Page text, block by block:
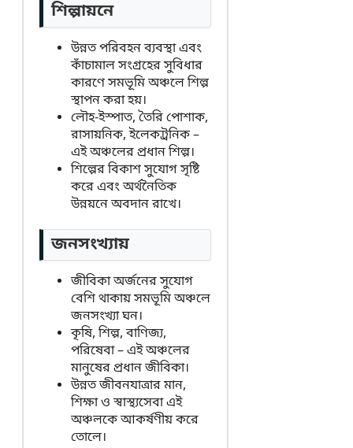
শিল্পায়নে
উন্নত পরিবহন ব্যবস্থা এবং
কাঁচামাল সংগ্রহের সুবিধার
কারণে সমভূমি অঞ্চলে শিল্প
স্থাপন করা হয়।
লৌহ-ইস্পাত, তৈরি পোশাক,
রাসায়নিক, ইলেকট্রনিক –
এই অঞ্চলের প্রধান শিল্প।
শিল্পের বিকাশ সুযোগ সৃষ্টি
করে এবং অর্থনৈতিক
উন্নয়নে অবদান রাখে।
জনসংখ্যায়
জীবিকা অর্জনের সুযোগ
বেশি থাকায় সমভূমি অঞ্চলে
জনসংখ্যা ঘন।
কৃষি, শিল্প, বাণিজ্য,
পরিষেবা – এই অঞ্চলের
মানুষের প্রধান জীবিকা।
উন্নত জীবনযাত্রার মান,
শিক্ষা ও স্বাস্থ্যসেবা এই
অঞ্চলকে আকর্ষণীয় করে
তোলে।